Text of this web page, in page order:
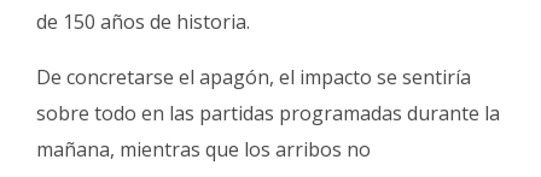
de 150 años de historia.
De concretarse el apagón, el impacto se sentiría
sobre todo en las partidas programadas durante la
mañana, mientras que los arribos no